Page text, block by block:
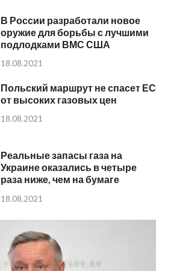
В России разработали новое
оружие для борьбы с лучшими
подлодками ВМС США
18.08.2021
Польский маршрут не спасет ЕС
от высоких газовых цен
18.08.2021
Реальные запасы газа на
Украине оказались в четыре
раза ниже, чем на бумаге
18.08.2021